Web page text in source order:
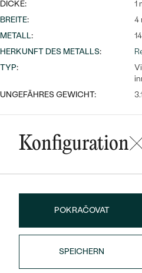
DICKE:
1
BREITE:
4
METALL:
HERKUNFT DES METALLS:
TYP:
UNGEFÄHRES GEWICHT:
Konfiguration
POKRAČOVAT
SPEICHERN
Trusted shop